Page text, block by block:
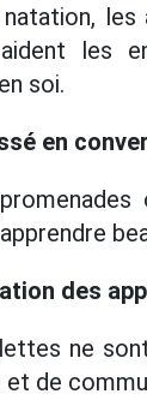
natation,
aident les
soi.
en
des
ne
de